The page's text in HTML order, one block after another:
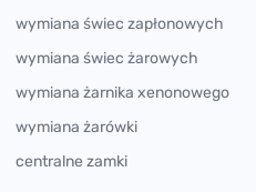
wymiana świec zapłonowych
wymiana świec żarowych
wymiana żarnika xenonowego
wymiana żarówki
centralne zamki